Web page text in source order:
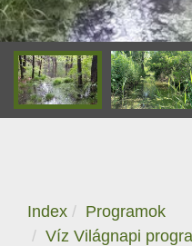
Index
Programok
Víz Világnapi